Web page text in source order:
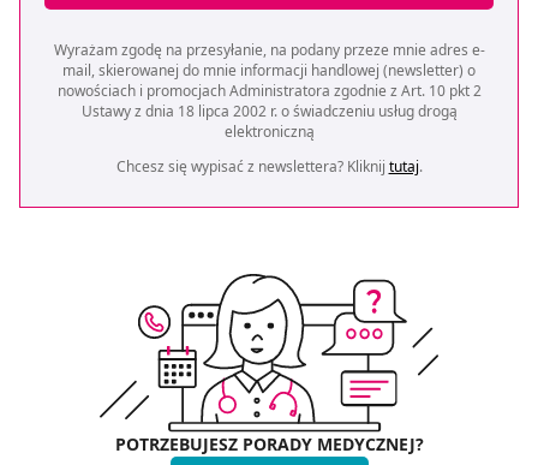
Wyrażam zgodę na przesyłanie, na podany przeze mnie adres e-
mail, skierowanej do mnie informacji handlowej (newsletter) o
nowościach i promocjach Administratora zgodnie z Art. 10 pkt 2
Ustawy z dnia 18 lipca 2002 r. o świadczeniu usług drogą
elektroniczną
Chcesz się wypisać z newslettera? Kliknij tutaj.
POTRZEBUJESZ PORADY MEDYCZNEJ?